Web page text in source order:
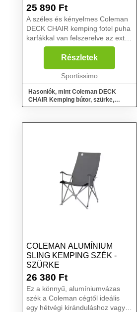
25 890 Ft
A széles és kényelmes Coleman
DECK CHAIR kemping fotel puha
karfákkal van felszerelve az extra
kényelem érdekében.
Összecsomagolva lapos deszka
alakú, így minimális helyet
Részletek
Sportissimo
Hasonlók, mint Coleman DECK
CHAIR Kemping bútor, szürke,
méret
COLEMAN ALUMÍNIUM
SLING KEMPING SZÉK -
SZÜRKE
26 380 Ft
Ez a könnyű, alumíniumvázas
szék a Coleman cégtől ideális
egy hétvégi kiránduláshoz vagy